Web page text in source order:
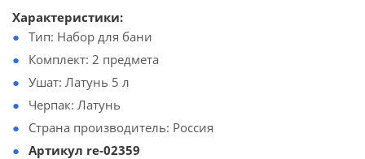
Характеристики:
Тип: Набор для бани
Комплект: 2 предмета
Ушат: Латунь 5 л
Черпак: Латунь
Страна производитель: Россия
Артикул re-02359